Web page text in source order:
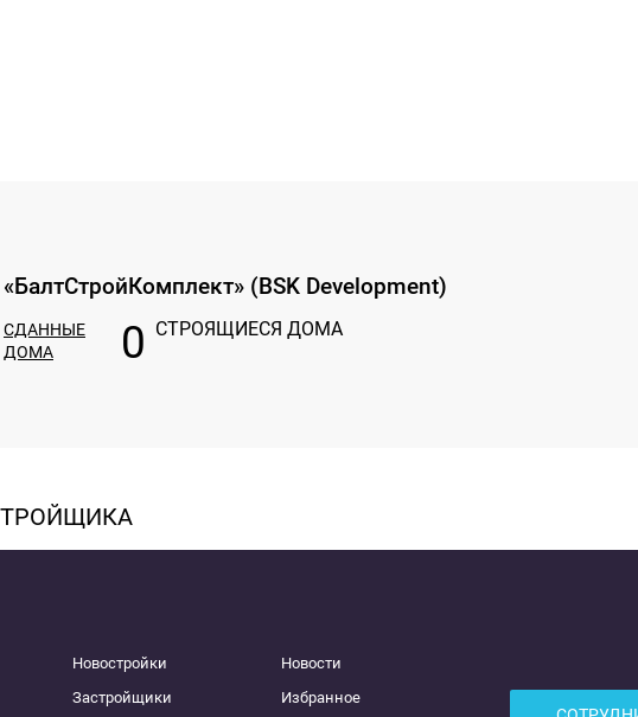
(BSK Development)
СДАННЫЕ
ДОМА
0 СТРОЯЩИЕСЯ ДОМА
Новостройки
Застройщики
Новости
Избранное